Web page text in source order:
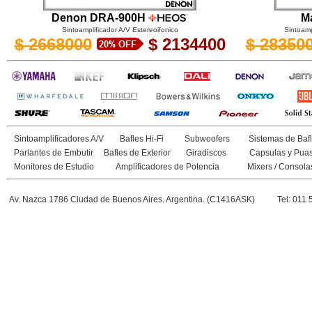
Denon DRA-900H
Sintoamplificador A/V Estereoifonico
$ 2668000 $ 2134400 $
Sintoamplificadores A/V Bafles Hi-Fi Subwoofers
Sistemas de
Parlantes de Embutir
Bafles de Exterior Giradiscos
Capsulas y
Monitores de Estudio
Amplificadores de Potencia Mixers /
Av. Nazca 1786 Ciudad de Buenos Aires. Argentina. (C1416ASK) Tel: 011